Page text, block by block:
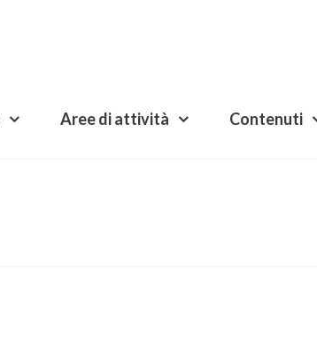
Aree di attività Contenuti